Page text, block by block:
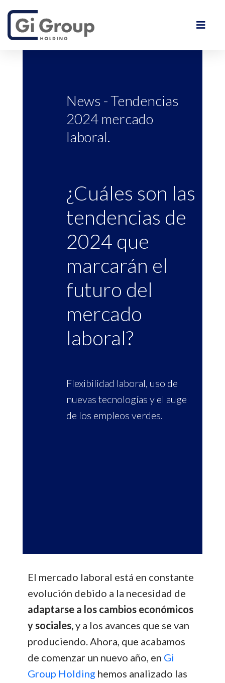
News - Tendencias
2024 mercado
laboral.
¿Cuáles son las
tendencias de
2024 que
marcarán el
futuro del
mercado
laboral?
Flexibilidad laboral, uso de
nuevas tecnologías y el auge
de los empleos verdes.
El mercado laboral está en constante
evolución debido a la necesidad de
adaptarse a los cambios económicos
y sociales,y a los avances que se van
produciendo. Ahora, que acabamos
de comenzar un nuevo año, en Gi
Group Holding hemos analizado las